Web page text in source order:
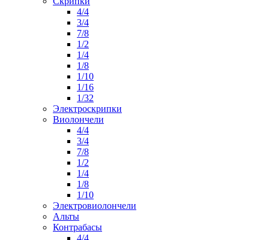
4/4
3/4
7/8
1/2
1/4
1/8
1/10
1/16
1/32
Электроскрипки
Виолончели
4/4
3/4
7/8
1/2
1/4
1/8
1/10
Электровиолончели
Альты
Контрабасы